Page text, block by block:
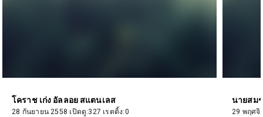
โคราช เก่ง อัลลอย สแตนเลส
28 กันยายน 2558 เปิดดู:327 เรตติ้ง:0
นายสม
29 พฤศจิ